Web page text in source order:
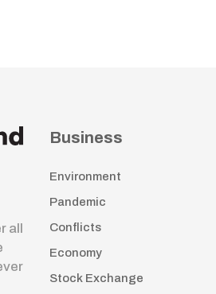
all
Business
Environment
Pandemic
Conflicts
Economy
Stock Exchange